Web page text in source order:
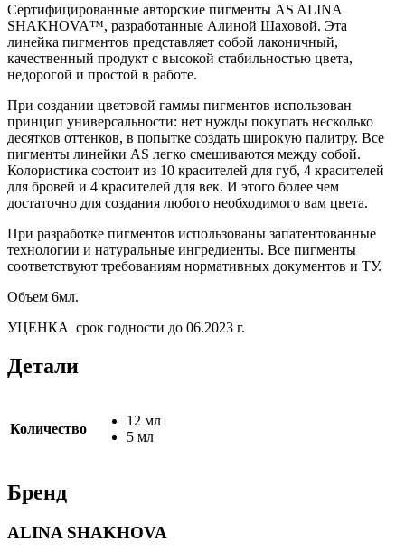
Сертифицированные авторские пигменты AS ALINA
SHAKHOVA™, разработанные Алиной Шаховой. Эта
линейка пигментов представляет собой лаконичный,
качественный продукт с высокой стабильностью цвета,
недорогой и простой в работе.
При создании цветовой гаммы пигментов использован
принцип универсальности: нет нужды покупать несколько
десятков оттенков, в попытке создать широкую палитру. Все
пигменты линейки AS легко смешиваются между собой.
Колористика состоит из 10 красителей для губ, 4 красителей
для бровей и 4 красителей для век. И этого более чем
достаточно для создания любого необходимого вам цвета.
При разработке пигментов использованы запатентованные
технологии и натуральные ингредиенты. Все пигменты
соответствуют требованиям нормативных документов и ТУ.
Объем 6мл.
УЦЕНКА срок годности до 06.2023 г.
Детали
Количество
12 мл
5 мл
Бренд
ALINA SHAKHOVA